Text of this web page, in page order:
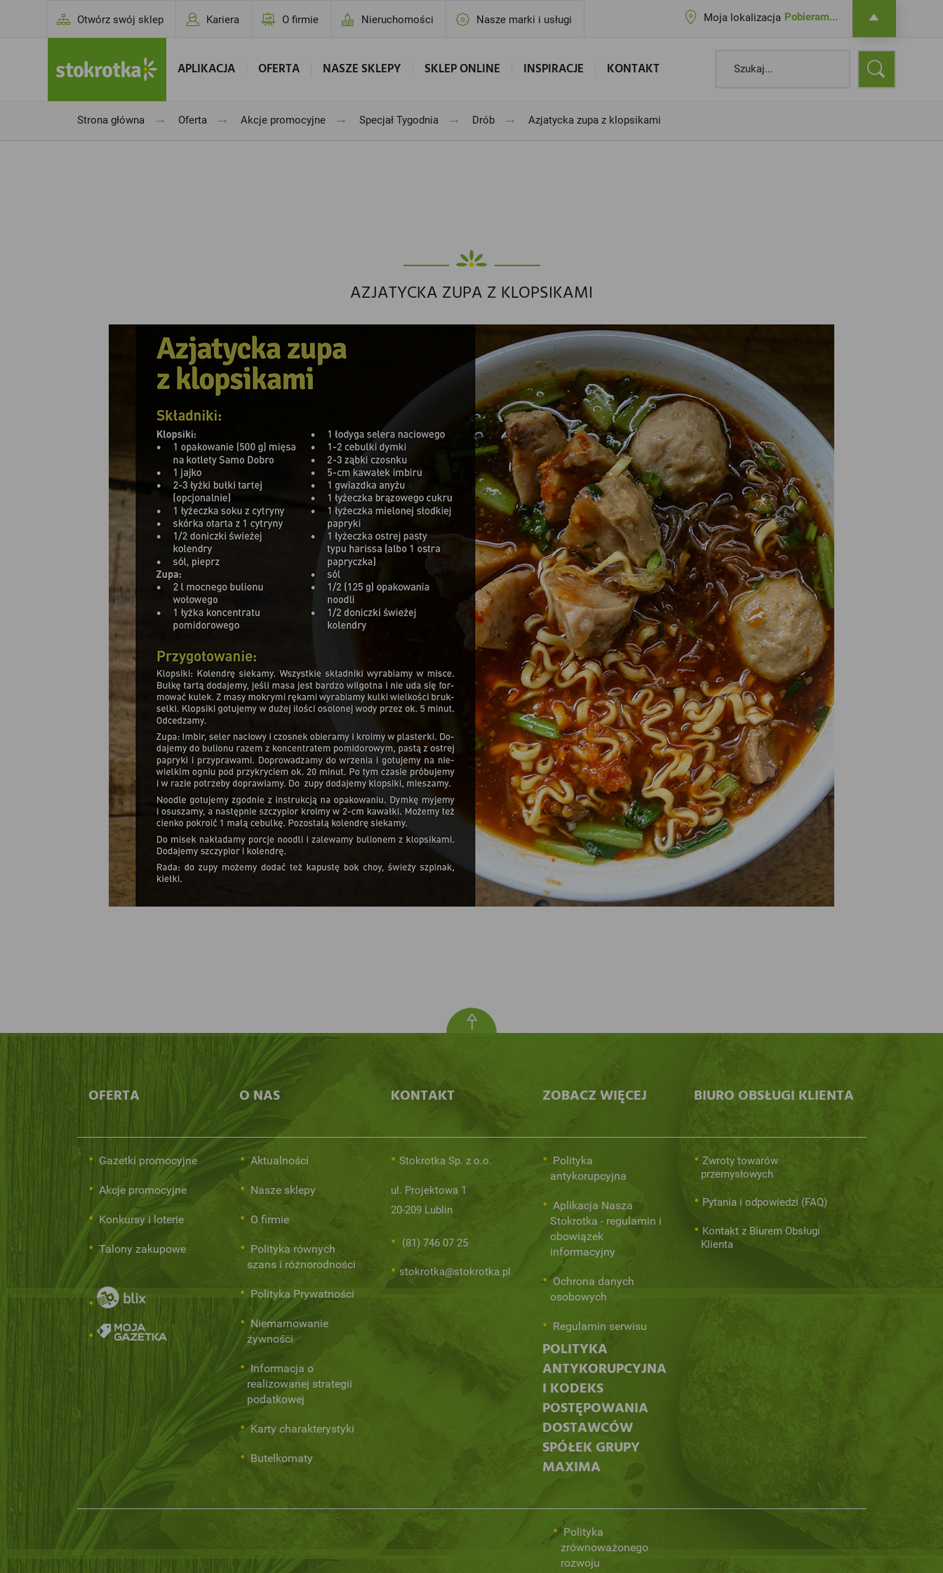
Otwórz swój sklep Kariera O firmie Nieruchomości Nasze marki i usługi Moja lokalizacja Pobieram...
APLIKACJA OFERTA NASZE SKLEPY SKLEP ONLINE INSPIRACJE KONTAKT
Strona główna → Oferta → Akcje promocyjne → Specjał Tygodnia → Drób → Azjatycka zupa z klopsikami
AZJATYCKA ZUPA Z KLOPSIKAMI
OFERTA
Gazetki promocyjne
Akcje promocyjne
Konkursy i loterie
Talony zakupowe
O NAS
Aktualności
Nasze sklepy
O firmie
Polityka równych
szans i różnorodności
Polityka Prywatności
Niemarnowanie
żywności
Informacja o
realizowanej strategii
podatkowej
Karty charakterystyki
Butelkomaty
KONTAKT
Stokrotka Sp. z o.o.
ul. Projektowa 1
20-209 Lublin
(81) 746 07 25
stokrotka@stokrotka.pl
ZOBACZ WIĘCEJ
Polityka
antykorupcyjna
Aplikacja Nasza
Stokrotka - regulamin i
obowiązek
informacyjny
Ochrona danych
osobowych
Regulamin serwisu
POLITYKA
ANTYKORUPCYJNA
I KODEKS
POSTĘPOWANIA
DOSTAWCÓW
SPÓŁEK GRUPY
MAXIMA
Polityka
zrównoważonego
rozwoju
BIURO OBSŁUGI KLIENTA
Zwroty towarów
przemysłowych
Pytania i odpowiedzi (FAQ)
Kontakt z Biurem Obsługi
Klienta